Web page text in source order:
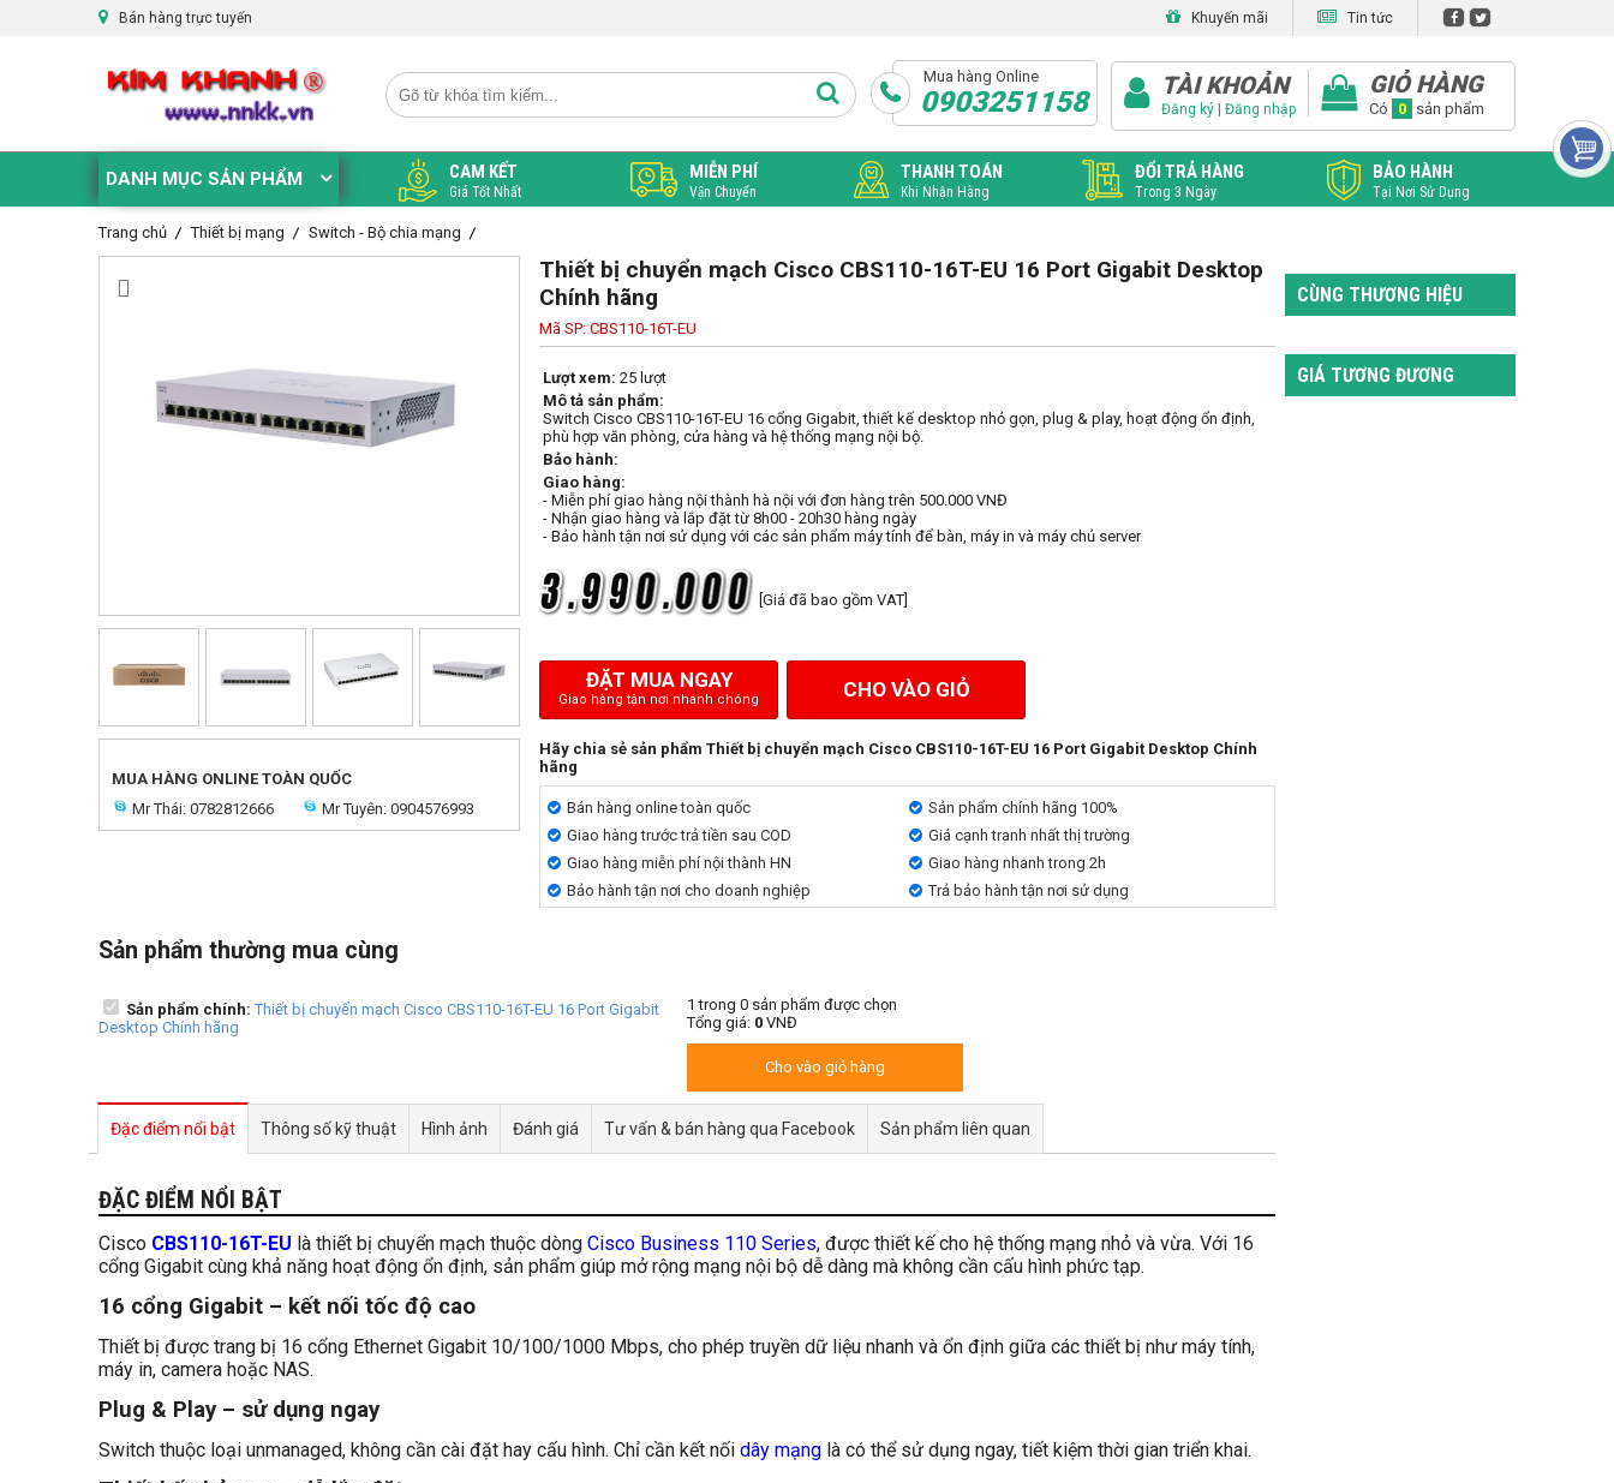
Bán hàng trực tuyến Khuyến mãi Tin tức
Mua hàng Online
0903251158 TÀI KHOẢN
Đăng ký | Đăng nhập
GIỎ HÀNG
Có 0 sản phẩm
DANH MỤC SẢN PHẨM CAM KẾT
Giá Tốt Nhất
MIỄN PHÍ
Vận Chuyển
THANH TOÁN
Khi Nhận Hàng
ĐỔI TRẢ HÀNG
Trong 3 Ngày
BẢO HÀNH
Tại Nơi Sử Dụng
Trang chủ Thiết bị mạng Switch - Bộ chia mạng
MUA HÀNG ONLINE TOÀN QUỐC
Mr Thái: 0782812666
Mr Tuyên: 0904576993
Thiết bị chuyển mạch Cisco CBS110-16T-EU 16 Port Gigabit Desktop
Chính hãng
Mã SP: CBS110-16T-EU
Lượt xem: 25 lượt
Mô tả sản phẩm:
Switch Cisco CBS110-16T-EU 16 cổng Gigabit, thiết kế desktop nhỏ gọn, plug & play, hoạt động ổn định,
phù hợp văn phòng, cửa hàng và hệ thống mạng nội bộ.
Bảo hành:
Giao hàng:
- Miễn phí giao hàng nội thành hà nội với đơn hàng trên 500.000 VNĐ
- Nhận giao hàng và lắp đặt từ 8h00 - 20h30 hàng ngày
- Bảo hành tận nơi sử dụng với các sản phẩm máy tính để bàn, máy in và máy chủ server
[Giá đã bao gồm VAT]
ĐẶT MUA NGAY
Giao hàng tận nơi nhanh chóng CHO VÀO GIỎ
Hãy chia sẻ sản phẩm Thiết bị chuyển mạch Cisco CBS110-16T-EU 16 Port Gigabit Desktop Chính
hãng
Bán hàng online toàn quốc
Sản phẩm chính hãng 100%
Giao hàng trước trả tiền sau COD
Giá cạnh tranh nhất thị trường
Giao hàng miễn phí nội thành HN
Giao hàng nhanh trong 2h
Bảo hành tận nơi cho doanh nghiệp
Trả bảo hành tận nơi sử dụng
Sản phẩm thường mua cùng
Sản phẩm chính: Thiết bị chuyển mạch Cisco CBS110-16T-EU 16 Port Gigabit
Desktop Chính hãng
1 trong 0 sản phẩm được chọn
Tổng giá: 0 VNĐ
Cho vào giỏ hàng
Đặc điểm nổi bật Thông số kỹ thuật Hình ảnh Đánh giá Tư vấn & bán hàng qua Facebook Sản phẩm liên quan
ĐẶC ĐIỂM NỔI BẬT
Cisco CBS110-16T-EU là thiết bị chuyển mạch thuộc dòng Cisco Business 110 Series, được thiết kế cho hệ thống mạng nhỏ và vừa. Với 16
cổng Gigabit cùng khả năng hoạt động ổn định, sản phẩm giúp mở rộng mạng nội bộ dễ dàng mà không cần cấu hình phức tạp.
16 cổng Gigabit – kết nối tốc độ cao
Thiết bị được trang bị 16 cổng Ethernet Gigabit 10/100/1000 Mbps, cho phép truyền dữ liệu nhanh và ổn định giữa các thiết bị như máy tính,
máy in, camera hoặc NAS.
Plug & Play – sử dụng ngay
Switch thuộc loại unmanaged, không cần cài đặt hay cấu hình. Chỉ cần kết nối dây mạng là có thể sử dụng ngay, tiết kiệm thời gian triển khai.
CÙNG THƯƠNG HIỆU
GIÁ TƯƠNG ĐƯƠNG